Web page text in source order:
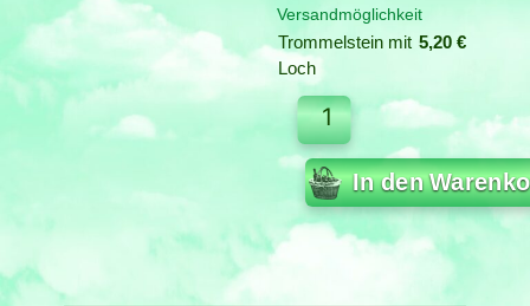
Versandmöglichkeit
Trommelstein mit
Loch
5,20€
In den